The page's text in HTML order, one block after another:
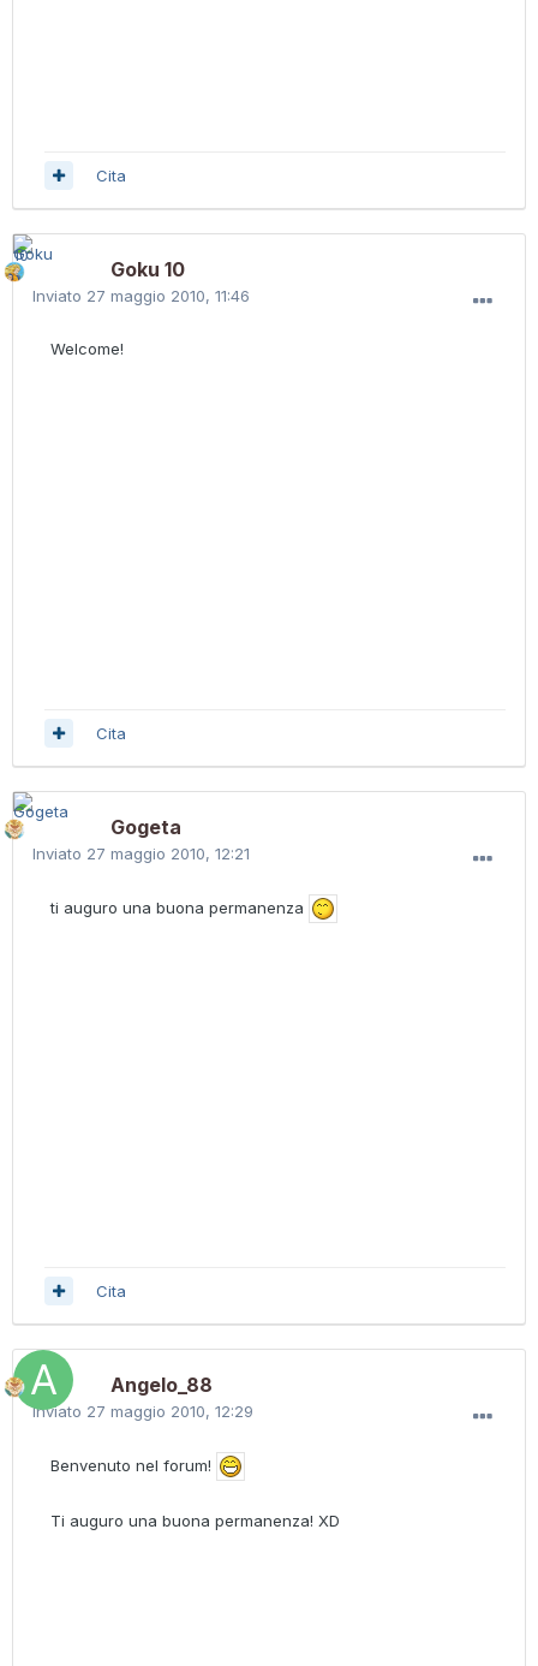
Cita
Goku 10
Inviato 27 maggio 2010, 11:46
Welcome!
Cita
Gogeta
Inviato 27 maggio 2010, 12:21
ti auguro una buona permanenza
Cita
Angelo_88
Inviato 27 maggio 2010, 12:29
Benvenuto nel forum!
Ti auguro una buona permanenza! XD